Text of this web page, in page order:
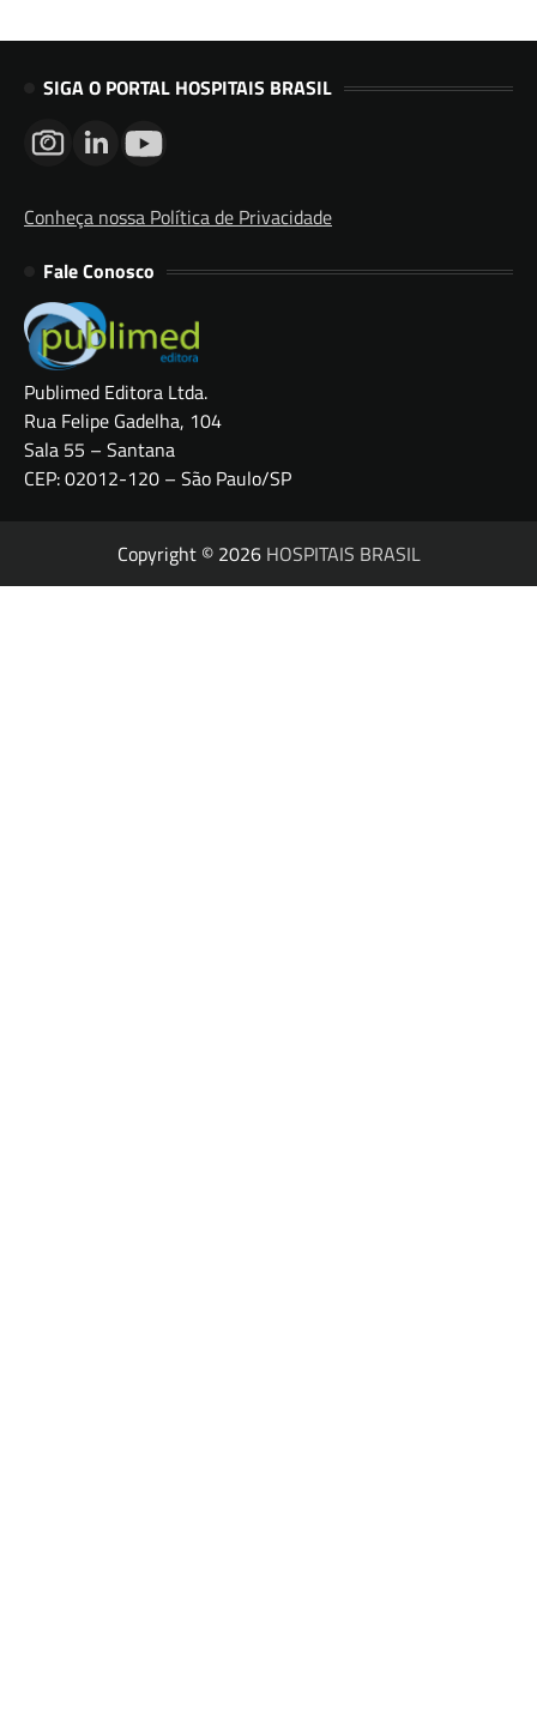
SIGA O PORTAL HOSPITAIS BRASIL
Conheça nossa Política de Privacidade
Fale Conosco
Publimed Editora Ltda.
Rua Felipe Gadelha, 104
Sala 55 – Santana
CEP: 02012-120 – São Paulo/SP
Copyright © 2026 HOSPITAIS BRASIL